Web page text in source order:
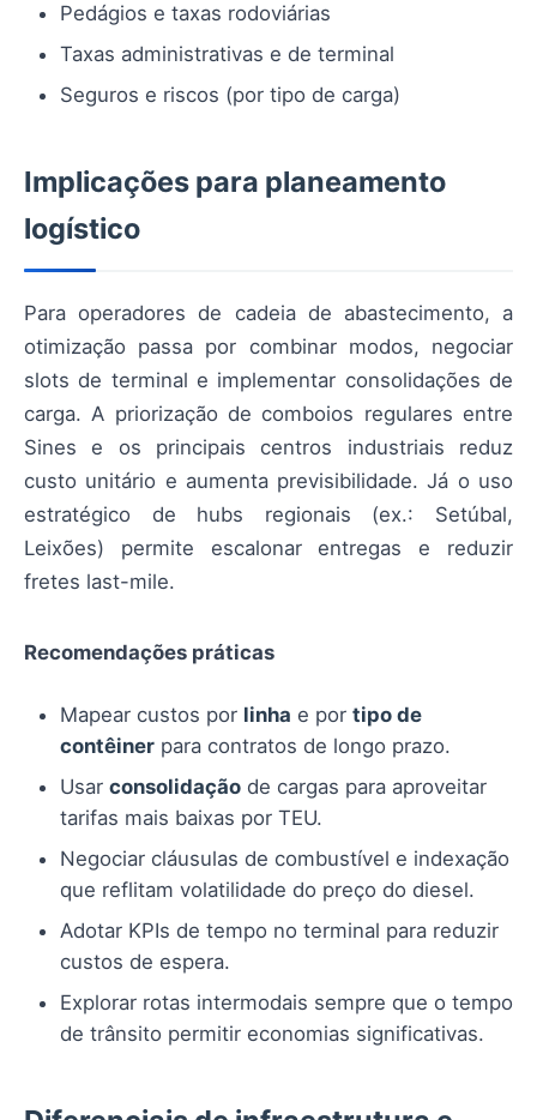
Pedágios e taxas rodoviárias
Taxas administrativas e de terminal
Seguros e riscos (por tipo de carga)
Implicações para planeamento
logístico
Para operadores de cadeia de abastecimento, a
otimização passa por combinar modos, negociar
slots de terminal e implementar consolidações de
carga. A priorização de comboios regulares entre
Sines e os principais centros industriais reduz
custo unitário e aumenta previsibilidade. Já o uso
estratégico de hubs regionais (ex.: Setúbal,
Leixões) permite escalonar entregas e reduzir
fretes last-mile.
Recomendações práticas
Mapear custos por linha e por tipo de
contêiner para contratos de longo prazo.
Usar consolidação de cargas para aproveitar
tarifas mais baixas por TEU.
Negociar cláusulas de combustível e indexação
que reflitam volatilidade do preço do diesel.
Adotar KPIs de tempo no terminal para reduzir
custos de espera.
Explorar rotas intermodais sempre que o tempo
de trânsito permitir economias significativas.